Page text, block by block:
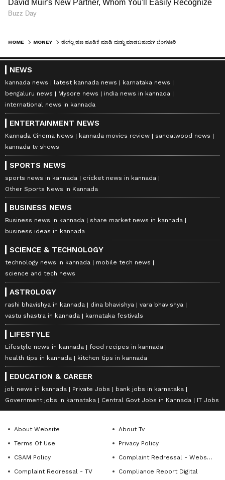
HOME MONEY
NEWS
kannada news latest kannada news
karnataka news
bengaluru news
Mysore news
india news in kannada
international news in kannada
ENTERTAINMENT NEWS
Kannada Cinema News kannada movies review
sandalwood news
kannada tv shows
SPORTS NEWS
sports news in kannada
cricket news in kannada
Other Sports News in Kannada
BUSINESS NEWS
Business news in kannada
share market news in kannada
business ideas in kannada
SCIENCE & TECHNOLOGY
technology news in kannada
mobile tech news
science and tech news
ASTROLOGY
rashi bhavishya in kannada dina bhavishya
vara bhavishya
vastu shastra in kannada
karnataka festivals
LIFESTYLE
Lifestyle news in kannada
food recipes in kannada
health tips in kannada
kitchen tips in kannada
EDUCATION & CAREER
job news in kannada Private Jobs
bank jobs in karnataka
Government jobs in karnataka
Central Govt Jobs in Kannada IT Jobs
About Website
About Tv
Terms Of Use
Privacy Policy
CSAM Policy
Complaint Redressal - Website
Complaint Redressal - TV
Compliance Report Digital